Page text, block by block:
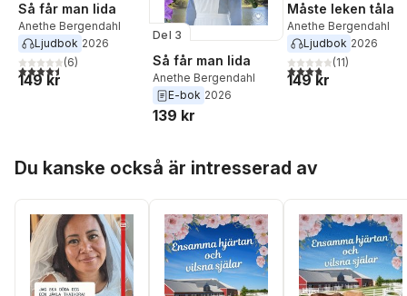
Så får man lida
Anethe Bergendahl
Ljudbok 2026
4,5utav 5 stjärnor. Totalt antal röster:
(6)
149 kr
Del 3
Så får man lida
Anethe Bergendahl
E-bok 2026
139 kr
Måste leken tåla
Anethe Bergendahl
Ljudbok 2026
3,8utav 5 stjärnor.
(11)
149 kr
Du kanske också är intresserad av